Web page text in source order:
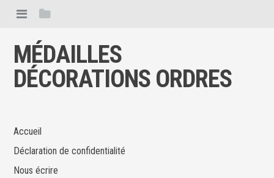
MÉDAILLES
DÉCORATIONS ORDRES
Accueil
Déclaration de confidentialité
Nous écrire